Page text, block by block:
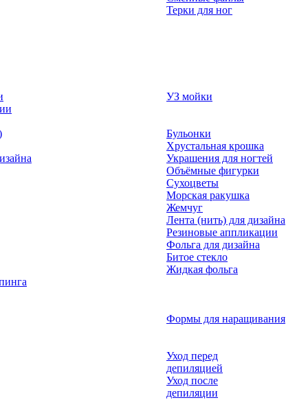
Терки для ног
УЗ мойки
Бульонки
Хрустальная крошка
Украшения для ногтей
Объёмные фигурки
Сухоцветы
Морская ракушка
Жемчуг
Лента (нить) для дизайна
Резиновые аппликации
Фольга для дизайна
Битое стекло
Жидкая фольга
Формы для наращивания
Уход перед
депиляцией
Уход после
депиляции